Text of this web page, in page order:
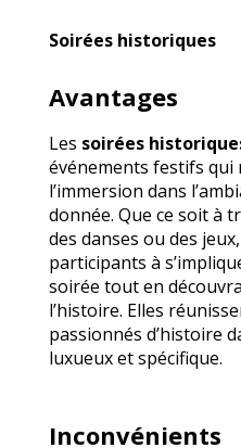
Soirées historiques
Avantages
Les soirées
événements festifs qui
l’immersion dans
donnée. Que ce soit à
des danses ou des
participants à
soirée tout en
l’histoire. Elles
passionnés d’histoire
luxueux et spécifique.
Inconvénients